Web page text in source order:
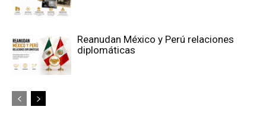
Reanudan México y Perú relaciones
diplomáticas